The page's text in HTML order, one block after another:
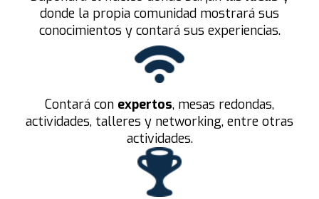
donde la propia comunidad mostrará sus
conocimientos y contará sus experiencias.
Contará con expertos, mesas redondas,
actividades, talleres y networking, entre otras
actividades.